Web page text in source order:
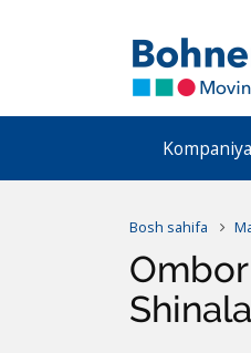
Kompaniya
Bosh sahifa